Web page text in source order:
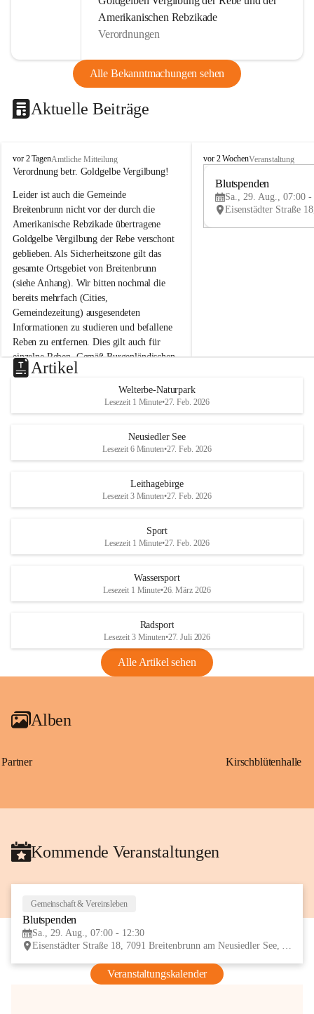
Amerikanischen Rebzikade
Verordnungen
Alle Bekanntmachungen sehen
Aktuelle Beiträge
B
r
i
t
e
n
b
r
u
n
n
a
m
N
e
u
s
d
S
vor 2 TagenAmtliche Mitteilung
Verordnung betr. Goldgelbe Vergilbung!
Leider ist auch die Gemeinde
Breitenbrunn nicht vor der durch die
Amerikanische Rebzikade übertragene
Goldgelbe Vergilbung der Rebe verschont
geblieben. Als Sicherheitszone gilt das
gesamte Ortsgebiet von Breitenbrunn
(siehe Anhang). Wir bitten nochmal die
bereits mehrfach (Cities,
Gemeindezeitung) ausgesendeten
Informationen zu studieren und befallene
Reben zu entfernen. Dies gilt auch für
einzelne Reben. Gemäß Burgenländischen
Weinbaugesetz sind nicht gepflegte oder
unzulässige Weingärten zu roden! Bitte
helfen wir zusammen um unsere Winzer
vor den prognostizierten Ernteausfällen
und den daraus folgenden wirtschaftlichen
Maßnahmen zur Bekämpfung
Rebe und der Amerikanischen
Anhang VBl. EU Nr. 18
1 Seite•1,4 MB
VBl. EU Nr. 18_2026
B
e
u
e
d
r
S
vor 2 WochenVeranstaltung
Blutspenden
Sa., 29. Aug., 07:00 -
Artikel
Welterbe-Naturpark
Lesezeit 1 Minute•27. Feb. 2026
Neusiedler See
Lesezeit 6 Minuten•27. Feb. 2026
Leithagebirge
Lesezeit 3 Minuten•27. Feb. 2026
Sport
Lesezeit 1 Minute•27. Feb. 2026
Wassersport
Lesezeit 1 Minute•26. März 2026
Radsport
Lesezeit 3 Minuten•27. Juli 2026
Alle Artikel sehen
Alben
Partner Kirschblütenhalle
Kommende Veranstaltungen
Gemeinschaft & Vereinsleben
Blutspenden
Sa., 29. Aug., 07:00 - 12:30
Eisenstädter Straße 18, 7091 Breitenbrunn am Neusiedler See, AUT
Veranstaltungskalender